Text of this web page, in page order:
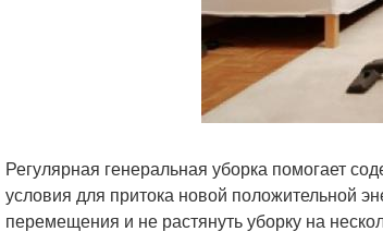
Регулярная генеральная уборка помогает
условия для притока новой положительной
перемещения и не растянуть уборку на